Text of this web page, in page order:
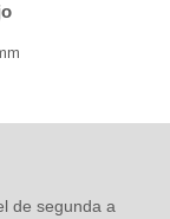
de segunda a